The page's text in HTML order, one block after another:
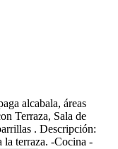
alcabala, áreas
Terraza, Sala de
. Descripción:
la terraza. -Cocina -